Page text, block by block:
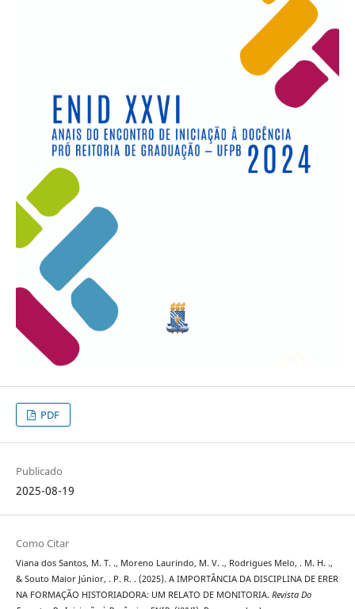
PDF
Publicado
2025-08-19
Como Citar
Viana dos Santos, M. T. ., Moreno Laurindo, M. V. ., Rodrigues Melo, . M. H. .,
& Souto Maior Júnior, . P. R. . (2025). A IMPORTÂNCIA DA DISCIPLINA DE ERER
NA FORMAÇÃO HISTORIADORA: UM RELATO DE MONITORIA. Revista Do